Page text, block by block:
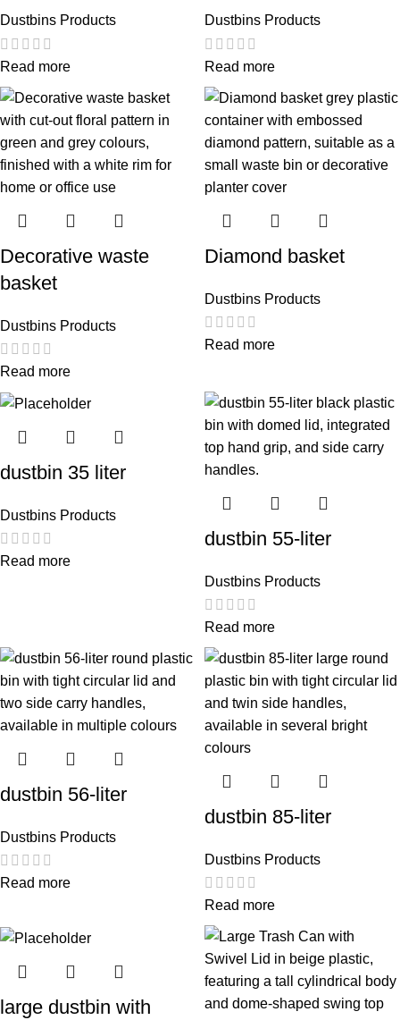
Dustbins Products
Read more
Dustbins Products
Read more
Decorative waste
basket
Dustbins Products
Read more
Diamond basket
Dustbins Products
Read more
dustbin 35 liter
Dustbins Products
Read more
dustbin 55-liter
Dustbins Products
Read more
dustbin 56-liter
Dustbins Products
Read more
dustbin 85-liter
Dustbins Products
Read more
large dustbin with